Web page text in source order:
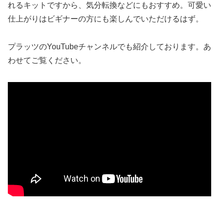
れるキットですから、気分転換などにもおすすめ。可愛い
仕上がりはビギナーの方にも楽しんでいただけるはず。
プラッツのYouTubeチャンネルでも紹介しております。あ
わせてご覧ください。